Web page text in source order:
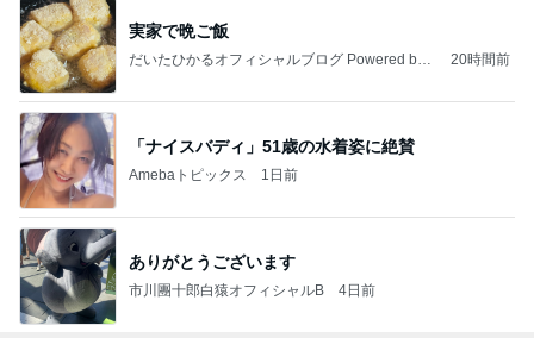
実家で晩ご飯
だいたひかるオフィシャルブログ Powered by
20時間前
「ナイスバディ」51歳の水着姿に絶賛
Amebaトピックス 1日前
ありがとうございます
市川團十郎白猿オフィシャルB 4日前